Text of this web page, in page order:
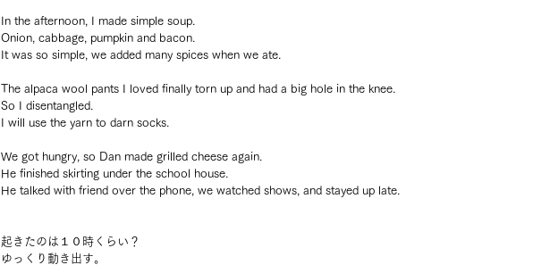
In the afternoon, I made simple soup.
Onion, cabbage, pumpkin and bacon.
It was so simple, we added many spices when we ate.
The alpaca wool pants I loved finally torn up and had a big hole in the knee.
So I disentangled.
I will use the yarn to darn socks.
We got hungry, so Dan made grilled cheese again.
He finished skirting under the school house.
He talked with friend over the phone, we watched shows, and stayed up late.
起きたのは１０時くらい？
ゆっくり動き出す。